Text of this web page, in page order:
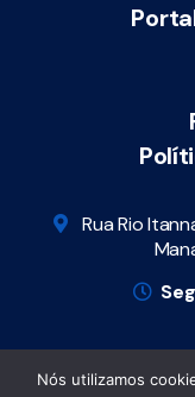
Rua Rio
Todos os
Nós utilizamos